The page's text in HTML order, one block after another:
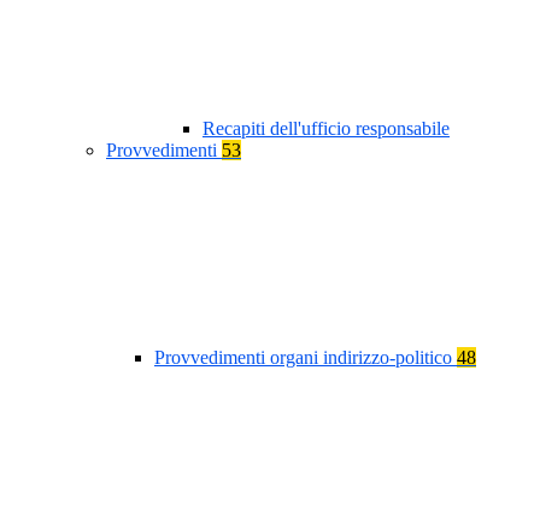
Recapiti dell'ufficio responsabile
Provvedimenti 53
Provvedimenti organi indirizzo-politico 48